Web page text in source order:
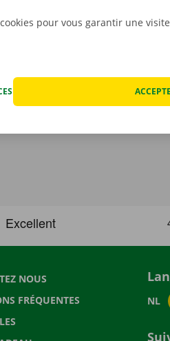
NOUS
FRÉQUENTES
NL
pour vous garantir une